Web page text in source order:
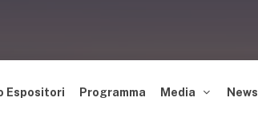
Espositori Programma Media News